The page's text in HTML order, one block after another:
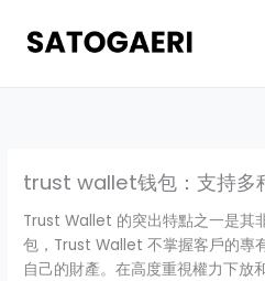
content
trust wallet钱包：支持多
Trust Wallet 的突出特點之一是其
包，Trust Wallet 不掌握客戶的專
自己的財產。在高度重視權力下放